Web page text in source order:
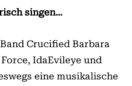
singen…
Crucified Barbara
IdaEvileye und
eine musikalische